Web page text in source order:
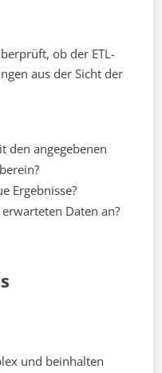
ob der ETL-
aus der Sicht der
den angegebenen
Ergebnisse?
Daten an?
und beinhalten